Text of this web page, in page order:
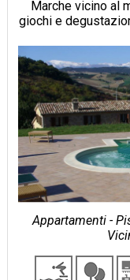
Marche vicino al
giochi e
Appartamenti -